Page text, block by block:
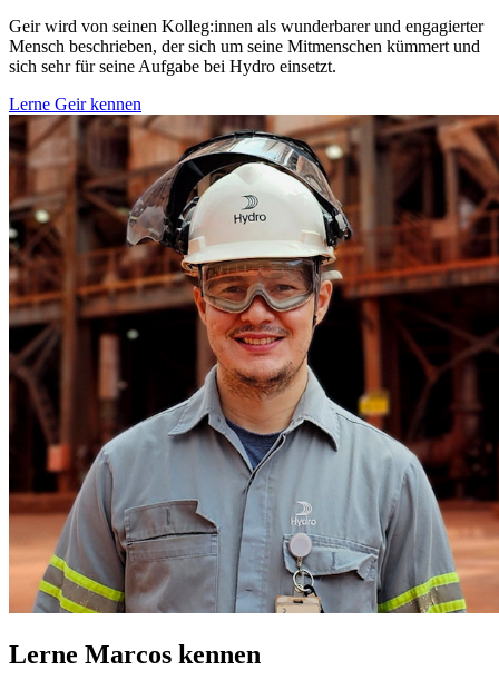
Geir wird von seinen Kolleg:innen als wunderbarer und engagierter
Mensch beschrieben, der sich um seine Mitmenschen kümmert und
sich sehr für seine Aufgabe bei Hydro einsetzt.
Lerne Geir kennen
Lerne Marcos kennen